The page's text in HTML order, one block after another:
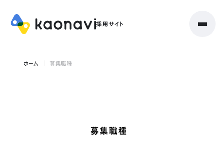
ホーム 募集職種
募集職種